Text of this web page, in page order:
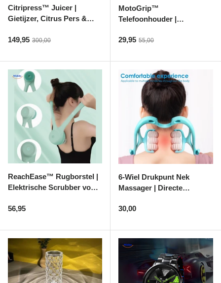
Sport & Herstel
Kids & Speelgoed
Huisdieren
Huishouden & Schoonmaak
Keuken & Koken
Alle collecties
Citripress™ Juicer |
Gietijzer, Citrus Pers &
Verkoopprijs
149,95 Reguliere prijs
300,00
MotoGrip™
Telefoonhouder |
Touchscreen-Vriendelijk!
Verkoopprijs
29,95 Reguliere prijs
55,00
ReachEase™ Rugborstel |
Elektrische Scrubber voor
Plekken
Reguliere prijs
56,95
6-Wiel Drukpunt Nek
Massager | Directe
Reguliere prijs
30,00